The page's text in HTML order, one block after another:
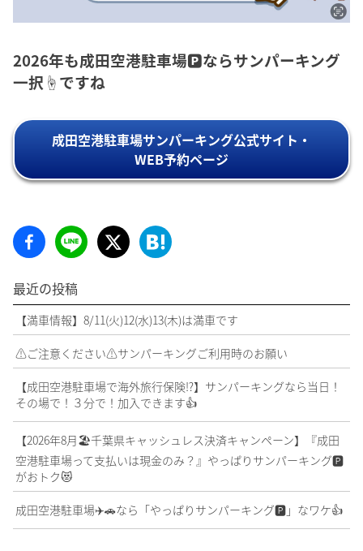
2026年も成田空港駐車場🅿️ならサンパーキング
一択☝️ですね
成田空港駐車場サンパーキング公式サイト・
WEB予約ページ
最近の投稿
【満車情報】8/11(火)12(水)13(木)は満車です
⚠️ご注意ください⚠️サンパーキングご利用時のお願い
【成田空港駐車場で海外旅行保険⁉️】サンパーキングなら当日！
その場で！３分で！加入できます👍
【2026年8月🏖️千葉県キャッシュレス決済キャンペーン】『成田
空港駐車場って支払いは現金のみ？』やっぱりサンパーキング🅿️
がおトク😻
成田空港駐車場✈️🚗なら「やっぱりサンパーキング🅿️」なワケ👍